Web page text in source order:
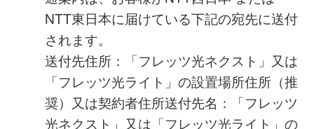
フレッツ・v6 オプションの代行申込の手続
き完了後、NTT 西日本 または NTT 東日本
から、フレッツ・v6 オプションの開通案内
がお客さまに郵送されます。なお、当該開
通案内は、お客様がNTT西日本 または
NTT東日本に届けている下記の宛先に送付